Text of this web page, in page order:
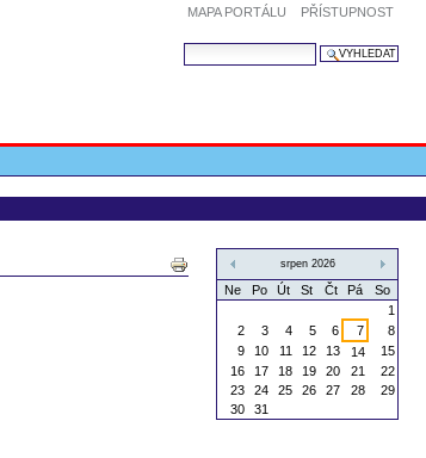
MAPA PORTÁLU PŘÍSTUPNOST
VYHLEDAT
Akce
dokumentů
«
srpen 2026
»
Ne Po Út St Čt Pá
So
1
2
3 4 5 6 7
8
9
10 11 12 13 14
15
16
17 18 19 20 21
22
23
24 25 26 27 28
29
30
31